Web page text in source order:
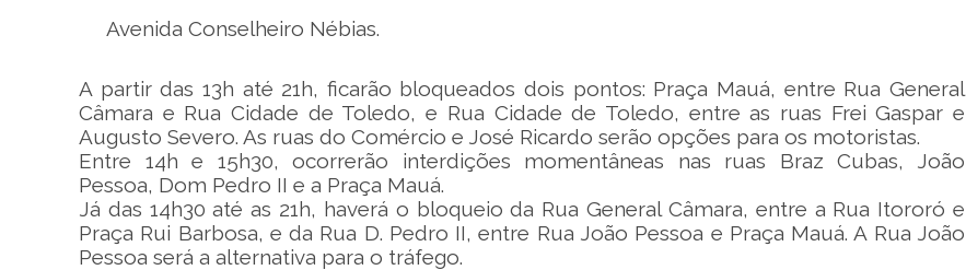
Avenida Conselheiro Nébias.
A partir das 13h até 21h, ficarão bloqueados dois pontos: Praça Mauá, entre Rua General
Câmara e Rua Cidade de Toledo, e Rua Cidade de Toledo, entre as ruas Frei Gaspar e
Augusto Severo. As ruas do Comércio e José Ricardo serão opções para os motoristas.
Entre 14h e 15h30, ocorrerão interdições momentâneas nas ruas Braz Cubas, João
Pessoa, Dom Pedro II e a Praça Mauá.
Já das 14h30 até as 21h, haverá o bloqueio da Rua General Câmara, entre a Rua Itororó e
Praça Rui Barbosa, e da Rua D. Pedro II, entre Rua João Pessoa e Praça Mauá. A Rua João
Pessoa será a alternativa para o tráfego.